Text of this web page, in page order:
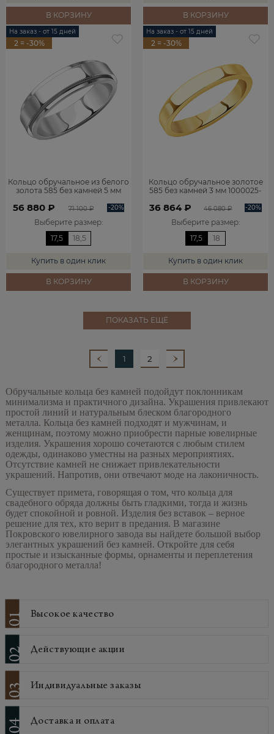
В КОРЗИНУ В КОРЗИНУ
На заказ - от 15 дней
2 = -30%
Кольцо обручальное из белого
золота 585 без камней 5 мм
56 880 ₽ 71 100 ₽ -20%
Выберите размер:
17,5
18,5
Купить в один клик
В КОРЗИНУ
На заказ - от 15 дней
2 = -30%
Кольцо обручальное золотое
585 без камней 3 мм 1000025-
36 864 ₽ 46 080 ₽ -20%
Выберите размер:
17,5
18
Купить в один клик
В КОРЗИНУ
ПОКАЗАТЬ ЕЩЁ
1 2
Обручальные кольца без камней подойдут поклонникам
минимализма и практичного дизайна. Украшения привлекают
простой линий и натуральным блеском благородного
металла. Кольца без камней подходят и мужчинам, и
женщинам, поэтому можно приобрести парные ювелирные
изделия. Украшения хорошо сочетаются с любым стилем
одежды, одинаково уместны на разных мероприятиях.
Отсутствие камней не снижает привлекательности
украшений. Напротив, они отвечают моде на лаконичность.
Существует примета, говорящая о том, что кольца для
свадебного обряда должны быть гладкими, тогда и жизнь
будет спокойной и ровной. Изделия без вставок – верное
решение для тех, кто верит в предания. В магазине
Покровского ювелирного завода вы найдете большой выбор
элегантных украшений без камней. Откройте для себя
простые и изысканные формы, орнаменты и переплетения
благородного металла!
01 Высокое качество
02 Действующие акции
03 Индивидуальные заказы
04 Доставка и оплата